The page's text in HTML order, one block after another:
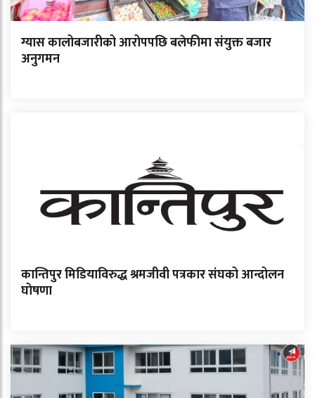
ग्यास कालोबजारीको आरोपपछि बलेफीमा संयुक्त बजार
अनुगमन
कान्तिपुर मिडियाविरुद्ध श्रमजीवी पत्रकार संघको आन्दोलन
घोषणा